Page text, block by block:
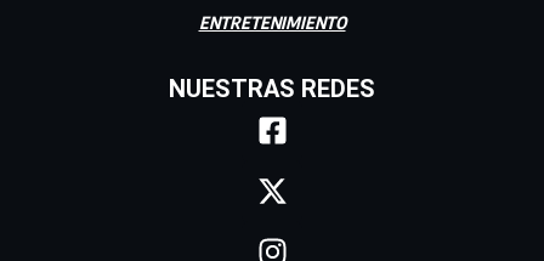
ENTRETENIMIENTO
NUESTRAS REDES